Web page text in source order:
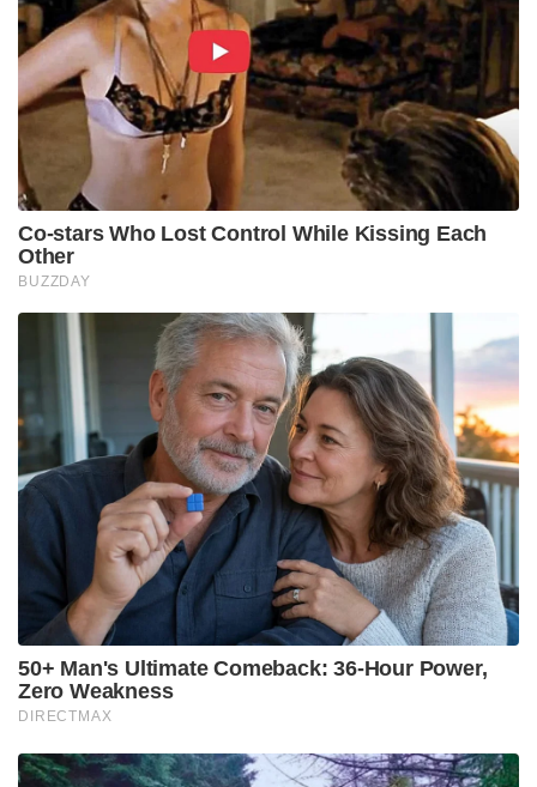
Co-stars Who Lost Control While Kissing Each
Other
BUZZDAY
50+ Man's Ultimate Comeback: 36-Hour Power,
Zero Weakness
DIRECTMAX